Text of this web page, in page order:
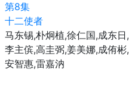
第8集
十二使者
马东锡,朴炯植,徐仁国,成东日,
李主傧,高圭弼,姜美娜,成侑彬,
安智惠,雷嘉汭